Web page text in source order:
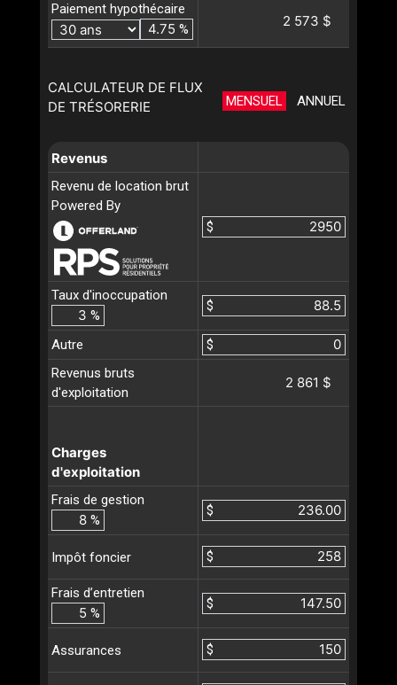
Paiement hypothécaire
%
2 573 $
CALCULATEUR DE FLUX
DE TRÉSORERIE
MENSUEL ANNUEL
Revenus
Revenu de location brut
Powered By
$
Taux d'inoccupation
%
$
Autre
$
Revenus bruts
d'exploitation
2 861 $
Charges
d'exploitation
Frais de gestion
%
$
Impôt foncier $
Frais d’entretien
%
$
Assurances $